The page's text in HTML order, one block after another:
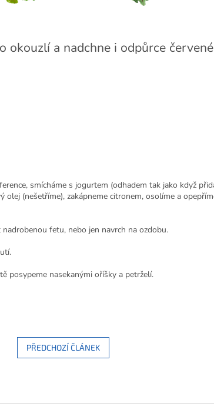
okouzlí a nadchne i odpůrce
smícháme s jogurtem (odhadem tak jako když
olej (nešetříme), zakápneme citronem, osolíme a
fetu, nebo jen navrch na ozdobu.
posypeme nasekanými oříšky a petrželí.
PŘEDCHOZÍ ČLÁNEK